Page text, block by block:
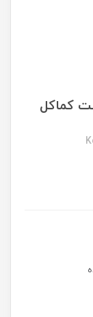
کماکل